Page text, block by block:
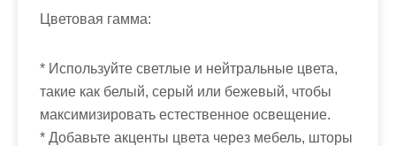
Цветовая гамма:
* Используйте светлые и нейтральные цвета,
такие как белый, серый или бежевый, чтобы
максимизировать естественное освещение.
* Добавьте акценты цвета через мебель, шторы